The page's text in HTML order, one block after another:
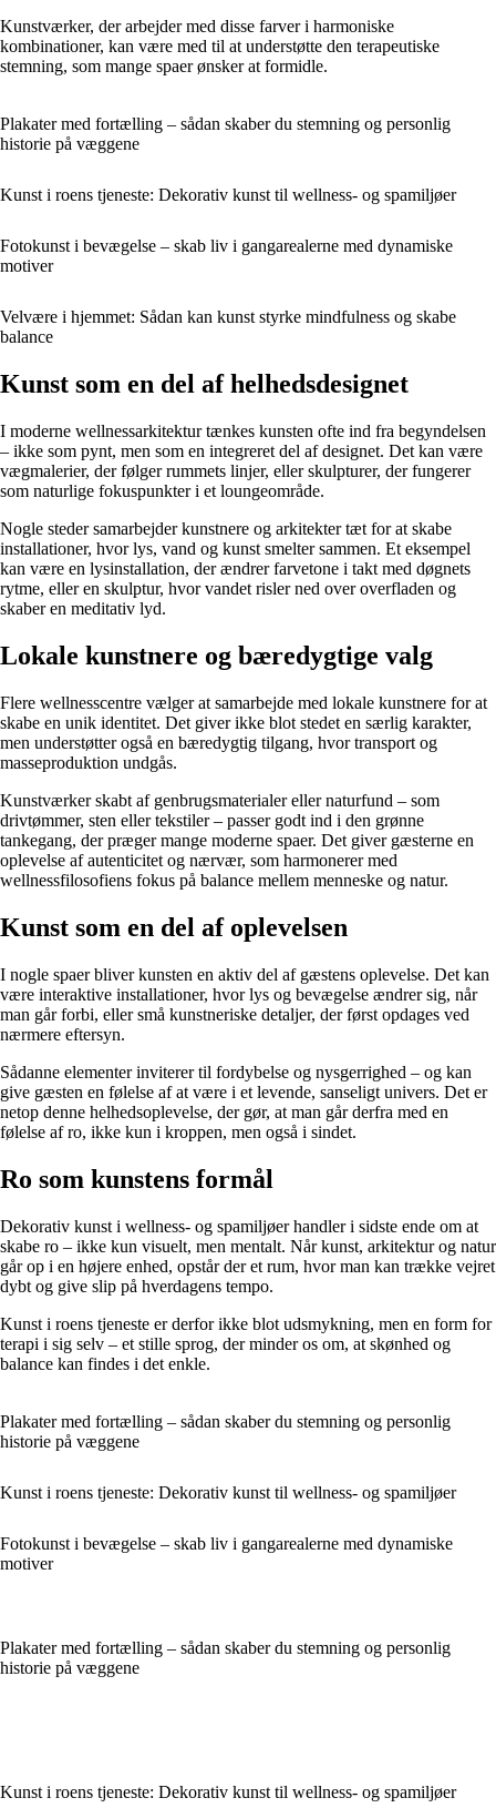
Kunstværker, der arbejder med disse farver i harmoniske
kombinationer, kan være med til at understøtte den terapeutiske
stemning, som mange spaer ønsker at formidle.
Plakater med fortælling – sådan skaber du stemning og personlig
historie på væggene
Kunst i roens tjeneste: Dekorativ kunst til wellness- og spamiljøer
Fotokunst i bevægelse – skab liv i gangarealerne med dynamiske
motiver
Velvære i hjemmet: Sådan kan kunst styrke mindfulness og skabe
balance
Kunst som en del af helhedsdesignet
I moderne wellnessarkitektur tænkes kunsten ofte ind fra begyndelsen
– ikke som pynt, men som en integreret del af designet. Det kan være
vægmalerier, der følger rummets linjer, eller skulpturer, der fungerer
som naturlige fokuspunkter i et loungeområde.
Nogle steder samarbejder kunstnere og arkitekter tæt for at skabe
installationer, hvor lys, vand og kunst smelter sammen. Et eksempel
kan være en lysinstallation, der ændrer farvetone i takt med døgnets
rytme, eller en skulptur, hvor vandet risler ned over overfladen og
skaber en meditativ lyd.
Lokale kunstnere og bæredygtige valg
Flere wellnesscentre vælger at samarbejde med lokale kunstnere for at
skabe en unik identitet. Det giver ikke blot stedet en særlig karakter,
men understøtter også en bæredygtig tilgang, hvor transport og
masseproduktion undgås.
Kunstværker skabt af genbrugsmaterialer eller naturfund – som
drivtømmer, sten eller tekstiler – passer godt ind i den grønne
tankegang, der præger mange moderne spaer. Det giver gæsterne en
oplevelse af autenticitet og nærvær, som harmonerer med
wellnessfilosofiens fokus på balance mellem menneske og natur.
Kunst som en del af oplevelsen
I nogle spaer bliver kunsten en aktiv del af gæstens oplevelse. Det kan
være interaktive installationer, hvor lys og bevægelse ændrer sig, når
man går forbi, eller små kunstneriske detaljer, der først opdages ved
nærmere eftersyn.
Sådanne elementer inviterer til fordybelse og nysgerrighed – og kan
give gæsten en følelse af at være i et levende, sanseligt univers. Det er
netop denne helhedsoplevelse, der gør, at man går derfra med en
følelse af ro, ikke kun i kroppen, men også i sindet.
Ro som kunstens formål
Dekorativ kunst i wellness- og spamiljøer handler i sidste ende om at
skabe ro – ikke kun visuelt, men mentalt. Når kunst, arkitektur og natur
går op i en højere enhed, opstår der et rum, hvor man kan trække vejret
dybt og give slip på hverdagens tempo.
Kunst i roens tjeneste er derfor ikke blot udsmykning, men en form for
terapi i sig selv – et stille sprog, der minder os om, at skønhed og
balance kan findes i det enkle.
Plakater med fortælling – sådan skaber du stemning og personlig
historie på væggene
Kunst i roens tjeneste: Dekorativ kunst til wellness- og spamiljøer
Fotokunst i bevægelse – skab liv i gangarealerne med dynamiske
motiver
Plakater med fortælling – sådan skaber du stemning og personlig
historie på væggene
Kunst i roens tjeneste: Dekorativ kunst til wellness- og spamiljøer